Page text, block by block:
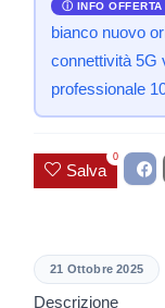
bianco nuovo
connettività 5G
professionale
Salva
0
21 Ottobre 2025
Descrizione